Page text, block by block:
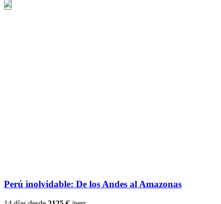
Perú inolvidable: De los Andes al Amazonas